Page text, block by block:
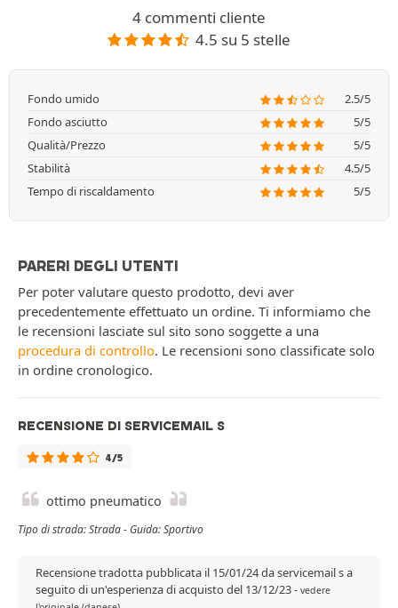
4 commenti cliente
4.5 su 5 stelle
Fondo umido
2.5/5
Fondo asciutto
5/5
Qualità/Prezzo
5/5
Stabilità
4.5/5
Tempo di riscaldamento
5/5
PARERI DEGLI UTENTI
Per poter valutare questo prodotto, devi aver
precedentemente effettuato un ordine. Ti informiamo che
le recensioni lasciate sul sito sono soggette a una
procedura di controllo. Le recensioni sono classificate solo
in ordine cronologico.
RECENSIONE DI SERVICEMAIL S
4/5
ottimo pneumatico
Tipo di strada: Strada - Guida: Sportivo
Recensione tradotta pubblicata il 15/01/24 da servicemail s a
seguito di un'esperienza di acquisto del 13/12/23- vedere